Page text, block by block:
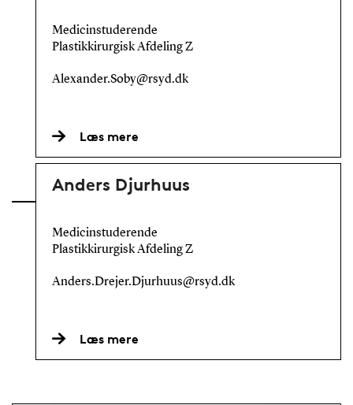
Medicinstuderende
Plastikkirurgisk Afdeling Z
Alexander.Soby@rsyd.dk
Læs mere
Anders Djurhuus
Medicinstuderende
Plastikkirurgisk Afdeling Z
Anders.Drejer.Djurhuus@rsyd.dk
Læs mere